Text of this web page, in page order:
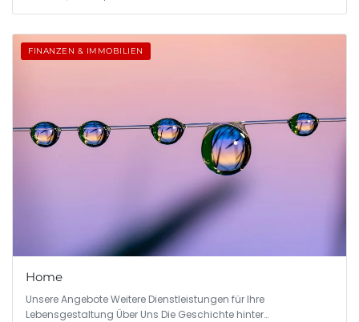
FINANZEN & IMMOBILIEN
Home
Unsere Angebote Weitere Dienstleistungen für Ihre
Lebensgestaltung Über Uns Die Geschichte hinter…